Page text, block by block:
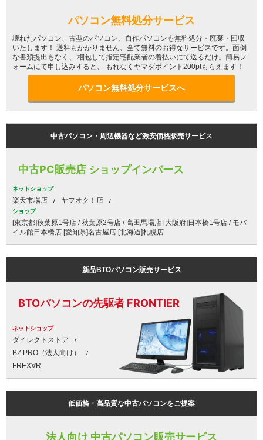
パソコン無料処分サービス
壊れたパソコン、古型のパソコン、自作パソコンも無料処分・廃棄・回収
いたします！ 送料もかかりません、全て無料のお得なサービスです。面倒
な書類提出もなく、 梱包して指定宅配業者の着払いにて送るだけ。簡易フ
ォームにて申し込みすると、 もれなくヤマダポイント200ptもらえます！
パソコン無料処分サービスへ
中古パソコン・周辺機器など激安価格販売サービス
中古PC販売店 ショップインバース
ネットショップ
楽天市場店 ヤフオク！店
ショップ
[東京都]秋葉原1号店 / 秋葉原2号店 / 高田馬場店 [大阪府]日本橋1号店 / モバ
イル館日本橋店 [愛知県]名古屋店 [北海道]札幌店
新品BTOパソコン販売サービス
BTOパソコンの先駆者 FRONTIER
ネットショップ
ダイレクトストア
BZ PRO（法人向け）
FREX∀R
低価格・高品質な中古パソコンをご提案
法人向け 中古パソコン販売サービス